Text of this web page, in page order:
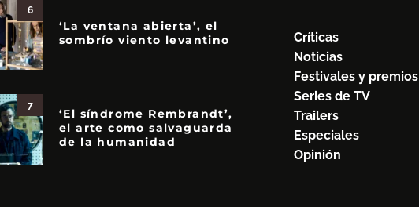
6
‘La ventana abierta’, el
sombrío viento levantino
7
‘El síndrome Rembrandt’,
el arte como salvaguarda
de la humanidad
Críticas
Noticias
Festivales y premios
Series de TV
Trailers
Especiales
Opinión